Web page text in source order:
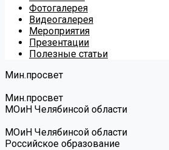
Фотогалерея
Видеогалерея
Мероприятия
Презентации
Полезные статьи
Мин.просвет
Мин.просвет
МОиН Челябинсой области
МОиН Челябинсой области
Российское образование